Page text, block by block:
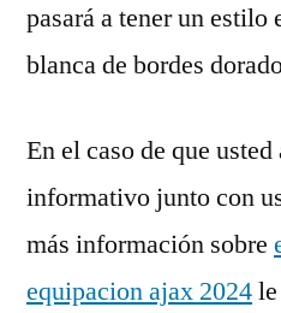
pasará a tener un estilo
blanca de bordes
En el caso de que
informativo junto con
más información sobre
equipacion ajax 2024